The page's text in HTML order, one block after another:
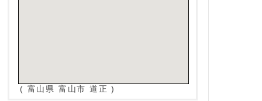
( 富山県 富山市 道正 )